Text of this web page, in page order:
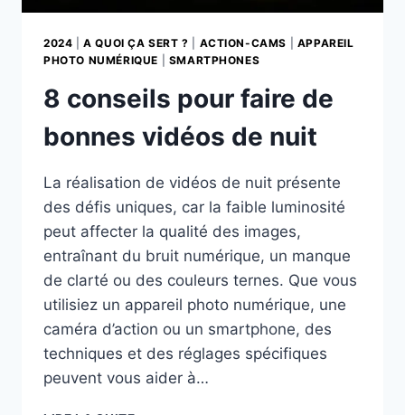
2024 |A QUOI ÇA SERT ? ACTION-CAMS
APPAREIL
PHOTO NUMÉRIQUE
SMARTPHONES
8 conseils pour faire de
bonnes vidéos de nuit
La réalisation de vidéos de nuit présente
des défis uniques, car la faible luminosité
peut affecter la qualité des images,
entraînant du bruit numérique, un manque
de clarté ou des couleurs ternes. Que vous
utilisiez un appareil photo numérique, une
caméra d’action ou un smartphone, des
techniques et des réglages spécifiques
peuvent vous aider à…